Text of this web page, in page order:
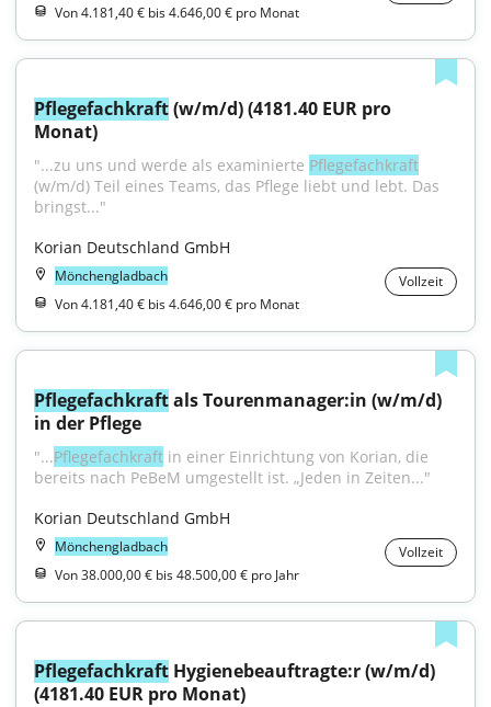
Von 4.181,40 € bis 4.646,00 € pro Monat
Pflegefachkraft (w/m/d) (4181.40 EUR pro
Monat)
"...zu uns und werde als examinierte Pflegefachkraft
(w/m/d) Teil eines Teams, das Pflege liebt und lebt. Das
bringst..."
Korian Deutschland GmbH
Mönchengladbach
Vollzeit
Von 4.181,40 € bis 4.646,00 € pro Monat
Pflegefachkraft als Tourenmanager:in (w/m/d)
in der Pflege
"...Pflegefachkraft in einer Einrichtung von Korian, die
bereits nach PeBeM umgestellt ist. „Jeden in Zeiten..."
Korian Deutschland GmbH
Mönchengladbach
Vollzeit
Von 38.000,00 € bis 48.500,00 € pro Jahr
Pflegefachkraft Hygienebeauftragte:r (w/m/d)
(4181.40 EUR pro Monat)